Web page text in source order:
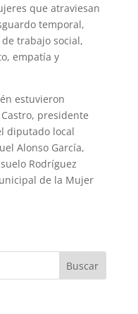
que atraviesan
temporal,
trabajo social,
empatía y
estuvieron
presidente
diputado local
Alonso García,
Rodríguez
de la Mujer
Buscar